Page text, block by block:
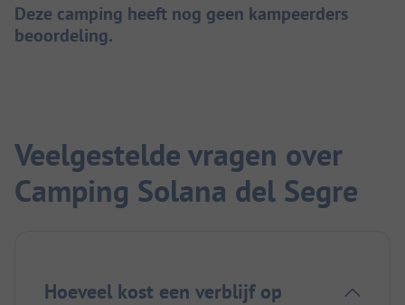
Deze camping heeft nog geen kampeerders
beoordeling.
Veelgestelde vragen over
Camping Solana del Segre
Hoeveel kost een verblijf op